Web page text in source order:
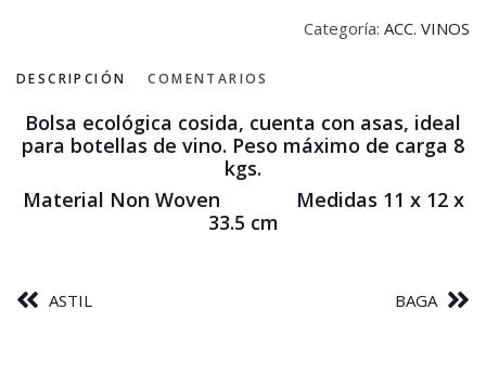
Categoría: ACC. VINOS
DESCRIPCIÓN COMENTARIOS
Bolsa ecológica cosida, cuenta con asas, ideal
para botellas de vino. Peso máximo de carga 8
kgs.
Material Non Woven Medidas 11 x 12 x
33.5 cm
ASTIL BAGA